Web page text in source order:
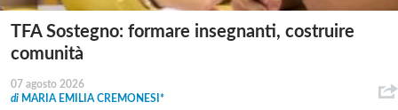
TFA Sostegno: formare insegnanti, costruire
comunità
07 agosto 2026
di MARIA EMILIA CREMONESI*